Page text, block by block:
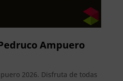
Ampuero
2026. Disfruta de todas